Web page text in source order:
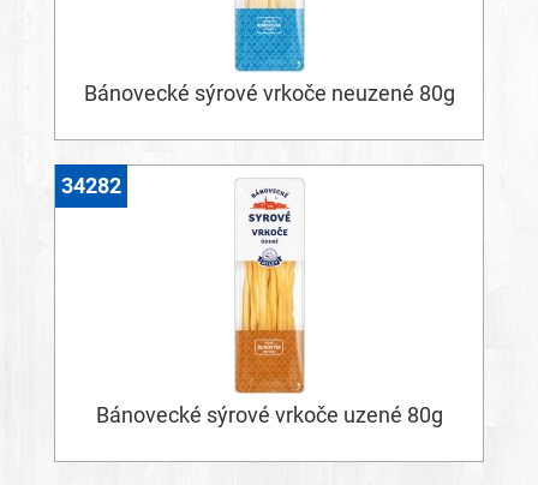
Bánovecké sýrové vrkoče neuzené 80g
Bánovecké sýrové vrkoče uzené 80g
34282